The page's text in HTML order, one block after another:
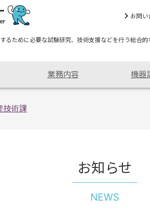
お問い
ために必要な試験研究、技術支援などを行う総合的
業務内容 機器
技術課
お知らせ
NEWS